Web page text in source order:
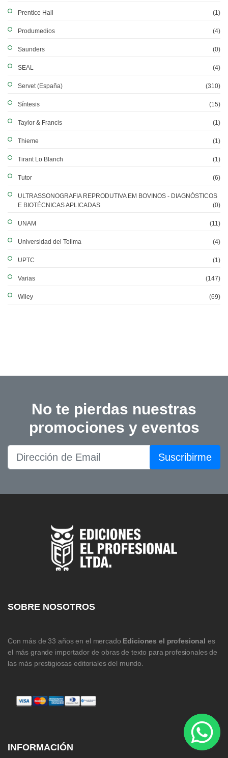
Prentice Hall (1)
Produmedios (4)
Saunders (0)
SEAL (4)
Servet (España) (310)
Síntesis (15)
Taylor & Francis (1)
Thieme (1)
Tirant Lo Blanch (1)
Tutor (6)
ULTRASSONOGRAFIA REPRODUTIVA EM BOVINOS - DIAGNÓSTICOS
E BIOTÉCNICAS APLICADAS
(0)
UNAM (11)
Universidad del Tolima (4)
UPTC (1)
Varias (147)
Wiley (69)
No te pierdas nuestras
promociones y eventos
Suscribirme
SOBRE NOSOTROS
Con más de 33 años en el mercado Ediciones el profesional es
el más grande importador de obras de texto para profesionales de
las más prestigiosas editoriales del mundo.
INFORMACIÓN